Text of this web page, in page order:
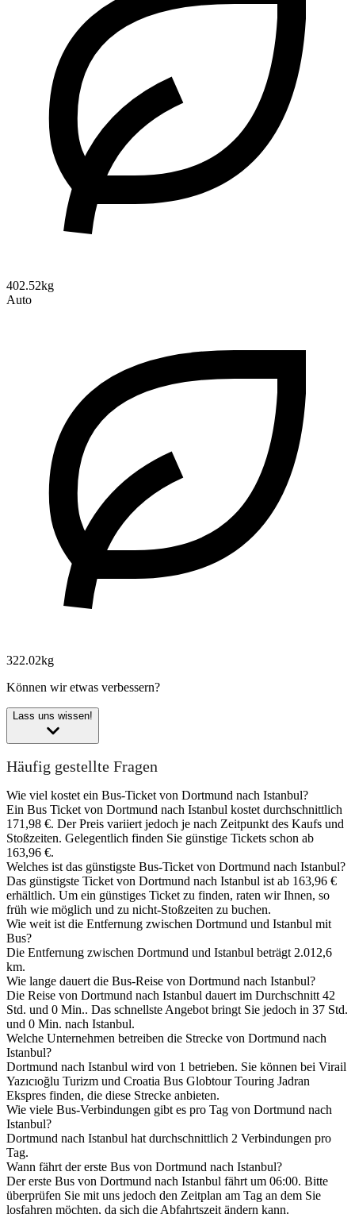
402.52kg
Auto
322.02kg
Können wir etwas verbessern?
Lass uns wissen!
Häufig gestellte Fragen
Wie viel kostet ein Bus-Ticket von Dortmund nach Istanbul?
Ein Bus Ticket von Dortmund nach Istanbul kostet durchschnittlich
171,98 €. Der Preis variiert jedoch je nach Zeitpunkt des Kaufs und
Stoßzeiten. Gelegentlich finden Sie günstige Tickets schon ab
163,96 €.
Welches ist das günstigste Bus-Ticket von Dortmund nach Istanbul?
Das günstigste Ticket von Dortmund nach Istanbul ist ab 163,96 €
erhältlich. Um ein günstiges Ticket zu finden, raten wir Ihnen, so
früh wie möglich und zu nicht-Stoßzeiten zu buchen.
Wie weit ist die Entfernung zwischen Dortmund und Istanbul mit
Bus?
Die Entfernung zwischen Dortmund und Istanbul beträgt 2.012,6
km.
Wie lange dauert die Bus-Reise von Dortmund nach Istanbul?
Die Reise von Dortmund nach Istanbul dauert im Durchschnitt 42
Std. und 0 Min.. Das schnellste Angebot bringt Sie jedoch in 37 Std.
und 0 Min. nach Istanbul.
Welche Unternehmen betreiben die Strecke von Dortmund nach
Istanbul?
Dortmund nach Istanbul wird von 1 betrieben. Sie können bei Virail
Yazıcıoğlu Turizm und Croatia Bus Globtour Touring Jadran
Ekspres finden, die diese Strecke anbieten.
Wie viele Bus-Verbindungen gibt es pro Tag von Dortmund nach
Istanbul?
Dortmund nach Istanbul hat durchschnittlich 2 Verbindungen pro
Tag.
Wann fährt der erste Bus von Dortmund nach Istanbul?
Der erste Bus von Dortmund nach Istanbul fährt um 06:00. Bitte
überprüfen Sie mit uns jedoch den Zeitplan am Tag an dem Sie
losfahren möchten, da sich die Abfahrtszeit ändern kann.